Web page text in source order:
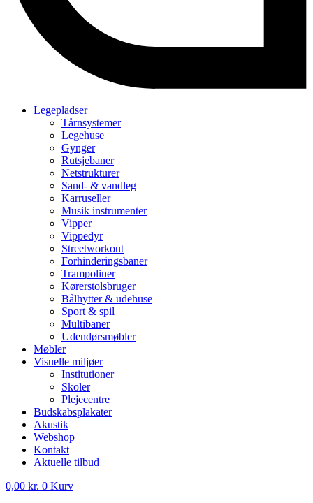
Legepladser
Tårnsystemer
Legehuse
Gynger
Rutsjebaner
Netstrukturer
Sand- & vandleg
Karruseller
Musik instrumenter
Vipper
Vippedyr
Streetworkout
Forhinderingsbaner
Trampoliner
Kørerstolsbruger
Bålhytter & udehuse
Sport & spil
Multibaner
Udendørsmøbler
Møbler
Visuelle miljøer
Institutioner
Skoler
Plejecentre
Budskabsplakater
Akustik
Webshop
Kontakt
Aktuelle tilbud
0,00 kr. 0 Kurv